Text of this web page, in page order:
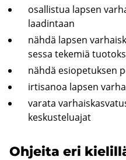
osal­lis­tua lap­sen
laa­din­taan
nähdä lap­sen
ses­sa te­ke­miä
nähdä esio­pe­tuk­sen
ir­ti­sa­noa lap­sen
va­ra­ta
kes­kus­te­lua­jat
Oh­jei­ta eri